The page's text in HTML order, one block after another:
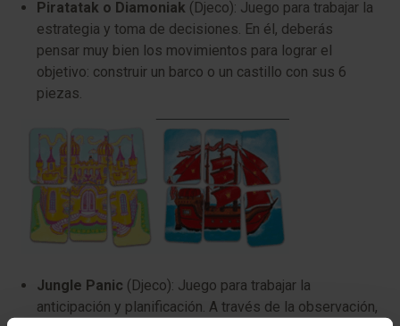
Piratatak o Diamoniak (Djeco): Juego para trabajar la
estrategia y toma de decisiones. En él, deberás
pensar muy bien los movimientos para lograr el
objetivo: construir un barco o un castillo con sus 6
piezas.
Jungle Panic (Djeco): Juego para trabajar la
anticipación y planificación. A través de la observación,